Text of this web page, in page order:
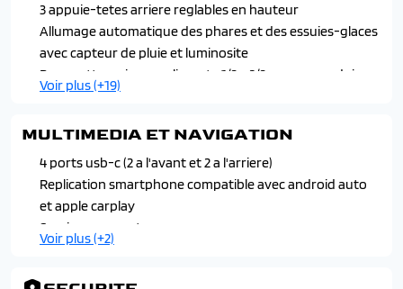
3 appuie-tetes arriere reglables en hauteur
Allumage automatique des phares et des essuies-glaces
avec capteur de pluie et luminosite
Banquette arriere coulissante 1/3 - 2/3 avec accoudoir
central
Chargeur smartphone a induction
Climatisation automatique bi-zone
Console centrale avec repose main coulissant
Eclairage interieur a led
Hayon motorise mains libres
Lumiere d'ambiance personnalisable
Voir plus (+19)
MULTIMEDIA ET NAVIGATION
4 ports usb-c (2 a l'avant et 2 a l'arriere)
Replication smartphone compatible avec android auto
et apple carplay
Services connectees
Son arkamys auditorium
Voir plus (+2)